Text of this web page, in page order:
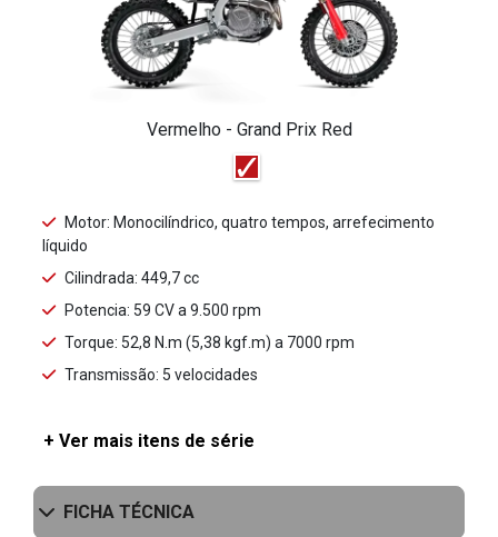
Vermelho - Grand Prix Red
Motor: Monocilíndrico, quatro tempos, arrefecimento
líquido
Cilindrada: 449,7 cc
Potencia: 59 CV a 9.500 rpm
Torque: 52,8 N.m (5,38 kgf.m) a 7000 rpm
Transmissão: 5 velocidades
+ Ver mais itens de série
FICHA TÉCNICA